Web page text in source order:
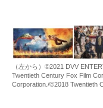
（左から）©2021 DVV
Twentieth Century Fox Film
Corporation./©2018 Twentieth